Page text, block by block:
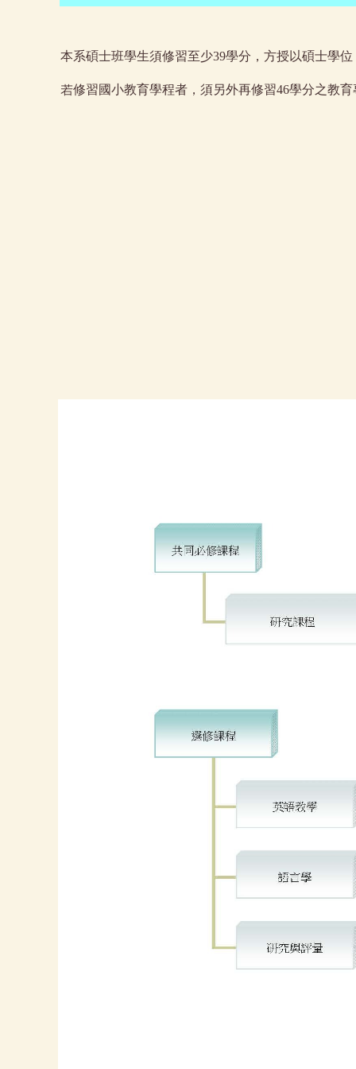
本系碩士班學生須修習至少39學分，方授以碩士學
若修習國小教育學程者，須另外再修習46學分之教